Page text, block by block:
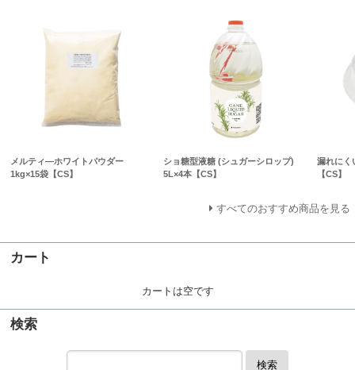
メルティ―ホワイトパウダー
1kg×15袋【CS】
ショ糖型液糖 (シュガーシロップ)
5L×4本【CS】
漏れにく
【CS】
すべてのおすすめ商品を見る
カート
カートは空です
検索
検索